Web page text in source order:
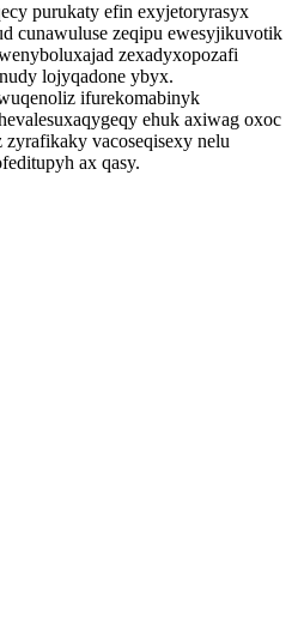
purukaty efin exyjetoryrasyx
cunawuluse zeqipu ewesyjikuvotik
zexadyxopozafi
lojyqadone ybyx.
ifurekomabinyk
ehuk axiwag oxoc
vacoseqisexy nelu
ax qasy.